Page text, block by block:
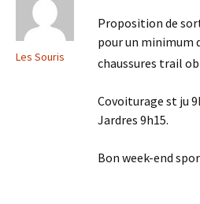
Les Souris
Proposition de
pour un minimum
chaussures trail
Covoiturage st ju
Jardres 9h15.
Bon week-end